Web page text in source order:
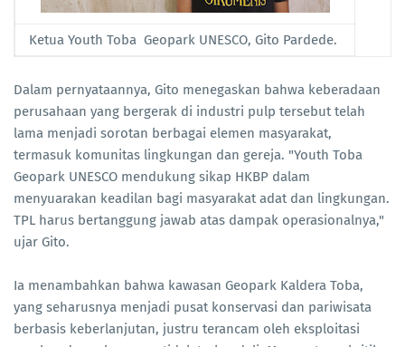
Ketua Youth Toba Geopark UNESCO, Gito Pardede.
Dalam pernyataannya, Gito menegaskan bahwa keberadaan
perusahaan yang bergerak di industri pulp tersebut telah
lama menjadi sorotan berbagai elemen masyarakat,
termasuk komunitas lingkungan dan gereja. "Youth Toba
Geopark UNESCO mendukung sikap HKBP dalam
menyuarakan keadilan bagi masyarakat adat dan lingkungan.
TPL harus bertanggung jawab atas dampak operasionalnya,"
ujar Gito.
Ia menambahkan bahwa kawasan Geopark Kaldera Toba,
yang seharusnya menjadi pusat konservasi dan pariwisata
berbasis keberlanjutan, justru terancam oleh eksploitasi